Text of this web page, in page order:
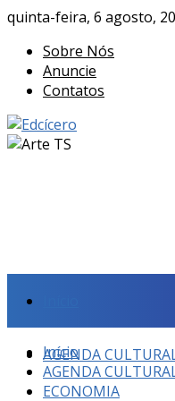
quinta-feira, 6 agosto,
Sobre Nós
Anuncie
Contatos
AGENDA
Início
AGENDA
ECONOMIA